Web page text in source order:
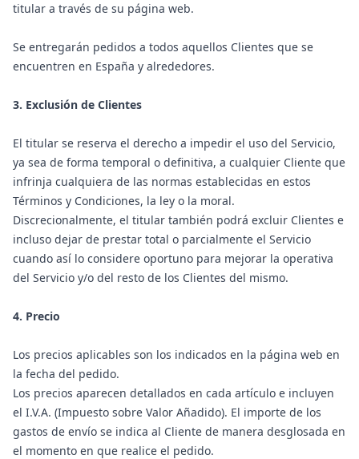
titular a través de su página web.
Se entregarán pedidos a todos aquellos Clientes que se
encuentren en España y alrededores.
3. Exclusión de Clientes
El titular se reserva el derecho a impedir el uso del Servicio,
ya sea de forma temporal o definitiva, a cualquier Cliente que
infrinja cualquiera de las normas establecidas en estos
Términos y Condiciones, la ley o la moral.
Discrecionalmente, el titular también podrá excluir Clientes e
incluso dejar de prestar total o parcialmente el Servicio
cuando así lo considere oportuno para mejorar la operativa
del Servicio y/o del resto de los Clientes del mismo.
4. Precio
Los precios aplicables son los indicados en la página web en
la fecha del pedido.
Los precios aparecen detallados en cada artículo e incluyen
el I.V.A. (Impuesto sobre Valor Añadido). El importe de los
gastos de envío se indica al Cliente de manera desglosada en
el momento en que realice el pedido.